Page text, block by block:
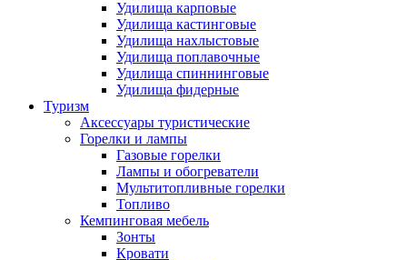
Удилища карповые
Удилища кастинговые
Удилища нахлыстовые
Удилища поплавочные
Удилища спиннинговые
Удилища фидерные
Туризм
Аксессуары туристические
Горелки и лампы
Газовые горелки
Лампы и обогреватели
Мультитопливные горелки
Топливо
Кемпинговая мебель
Зонты
Кровати